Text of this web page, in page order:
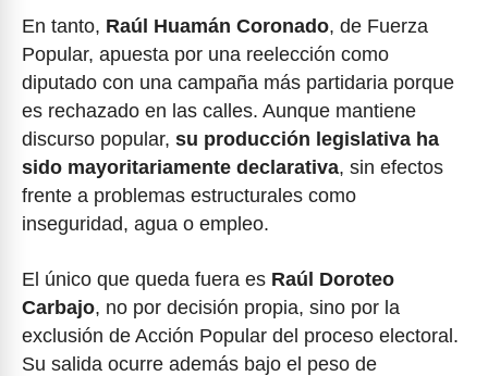
En tanto, Raúl Huamán Coronado, de Fuerza
Popular, apuesta por una reelección como
diputado con una campaña más partidaria porque
es rechazado en las calles. Aunque mantiene
discurso popular, su producción legislativa ha
sido mayoritariamente declarativa, sin efectos
frente a problemas estructurales como
inseguridad, agua o empleo.
El único que queda fuera es Raúl Doroteo
Carbajo, no por decisión propia, sino por la
exclusión de Acción Popular del proceso electoral.
Su salida ocurre además bajo el peso de